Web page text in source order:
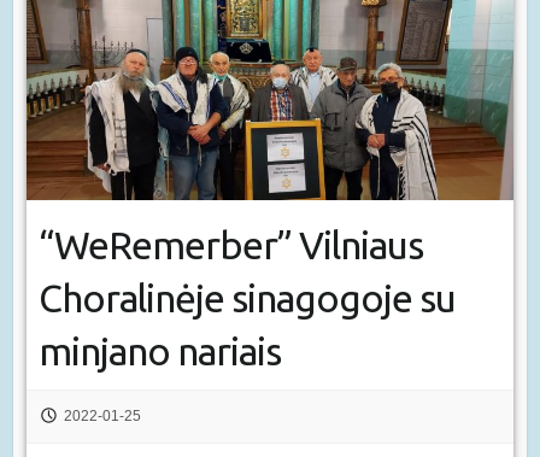
“WeRemerber” Vilniaus
Choralinėje sinagogoje su
minjano nariais
2022-01-25